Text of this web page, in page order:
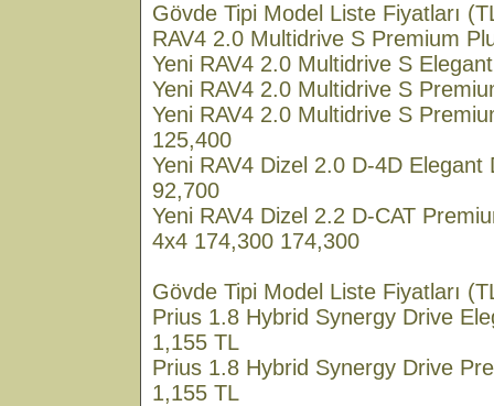
Gövde Tipi Model Liste Fiyatları
RAV4 2.0 Multidrive S Premium
Yeni RAV4 2.0 Multidrive S
Yeni RAV4 2.0 Multidrive S
Yeni RAV4 2.0 Multidrive S
125,400
Yeni RAV4 Dizel 2.0 D-4D
92,700
Yeni RAV4 Dizel 2.2 D-CAT
4x4 174,300 174,300
Gövde Tipi Model Liste Fiyatları
Prius 1.8 Hybrid Synergy Drive
1,155 TL
Prius 1.8 Hybrid Synergy Drive
1,155 TL